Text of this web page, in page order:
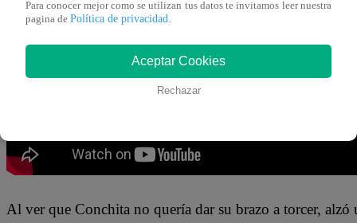
desinteresado”,sentenció. Manuel se indignó y decidió
verdadero padre, no este gol de media cancha que me
Al ver que Conchita no quería dar su brazo a torcer,
Para conocer mejor como se utilizan tus datos te invitamos leer nuestra
pagina de Política de privacidad.
Aceptar Cookies
Rechazar